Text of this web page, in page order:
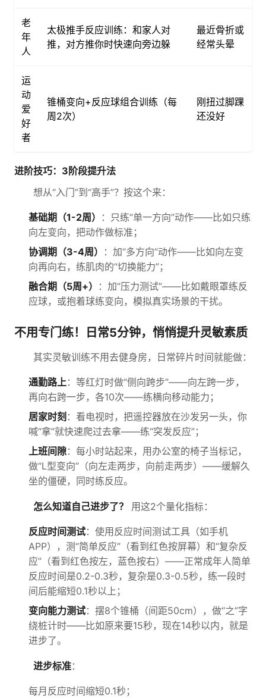
老
年
人
太极推手反应训练：和家人对
推，对方推你时快速向旁边躲
最近骨折或
经常头晕
运
动
爱
好
者
锥桶变向+反应球组合训练（每
周2次）
刚扭过脚踝
还没好
进阶技巧：3阶段提升法
想从“入门”到“高手”？按这个来：
基础期（1-2周）
：只练“单一方向”动作——比如只练
向左变向，把动作做标准；
协调期（3-4周）
：加“多方向”动作——比如向左变
向再向右，练肌肉的“切换能力”；
融合期（5周+）
：加“压力测试”——比如戴眼罩练反
应球，或抱着球练变向，模拟真实场景的干扰。
不用专门练！日常5分钟，悄悄提升灵敏素质
其实灵敏训练不用去健身房，日常碎片时间就能做：
通勤路上：等红灯时做“侧向跨步”——向左跨一步，
再向右跨一步，各10次——练横向移动能力；
居家时刻 ：看电视时，把遥控器放在沙发另一头，你
喊“拿”就快速爬过去拿——练“突发反应”；
上班间隙：每小时站起来，用办公室的椅子当标记，
做“L型变向”（向左走两步，向前走两步）——缓解久
坐的僵硬，同时练反应。
怎么知道自己进步了？ 用这2个量化指标：
反应时间测试：使用反应时间测试工具（如手机
APP），测“简单反应”（看到红色按屏幕）和“复杂反
应”（看到红色按左，蓝色按右）——正常成年人简单
反应时间是0.2-0.3秒，复杂是0.3-0.5秒，练一段时
间后能缩短0.1秒以上；
变向能力测试：摆8个锥桶（间距50cm），做“之”字
绕桩计时——比如原来要15秒，现在14秒以内，就是
进步了。
进步标准：
每月反应时间缩短0.1秒；